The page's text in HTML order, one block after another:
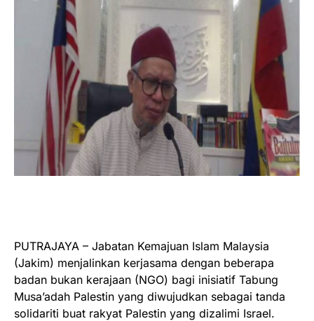
PUTRAJAYA – Jabatan Kemajuan Islam Malaysia
(Jakim) menjalinkan kerjasama dengan beberapa
badan bukan kerajaan (NGO) bagi inisiatif Tabung
Musa’adah Palestin yang diwujudkan sebagai tanda
solidariti buat rakyat Palestin yang dizalimi Israel.